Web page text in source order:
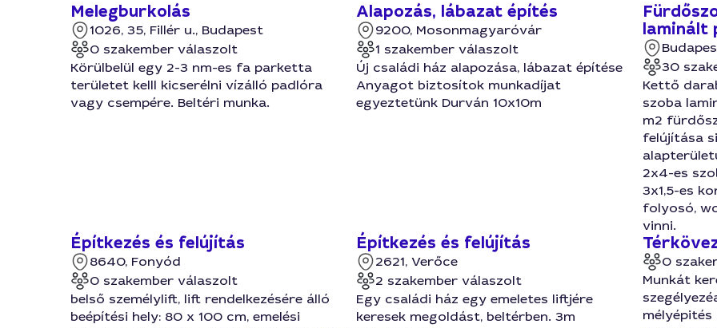
Melegburkolás
1026, 35, Fillér u., Budapest
0 szakember válaszolt
Körülbelül egy 2-3 nm-es fa parketta
területet kelll kicserélni vízálló padlóra
vagy csempére. Beltéri munka.
Alapozás, lábazat építés
9200, Mosonmagyaróvár
1 szakember válaszolt
Új családi ház alapozása, lábazat építése
Anyagot biztosítok munkadíjat
egyeztetünk Durván 10x10m
laminált
30
Kettő
szoba
m2
felújítása
2x4-es
3x1,5-es
folyosó,
vinni.
Építkezés és felújítás
8640, Fonyód
0 szakember válaszolt
belső személylift, lift rendelkezésére álló
beépítési hely: 80 x 100 cm, emelési
Építkezés és felújítás
2621, Verőce
2 szakember válaszolt
Egy családi ház egy emeletes liftjére
keresek megoldást, beltérben. 3m
0
Munkát
mélyépités